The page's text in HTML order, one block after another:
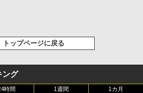
トップページに戻る
ング
時間 1週間 1カ月